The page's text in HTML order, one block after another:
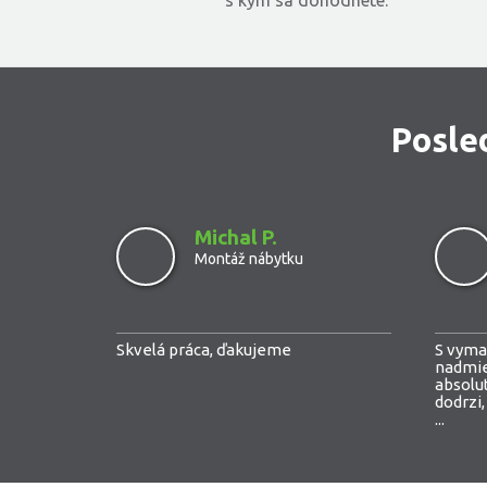
Michal P.
Montáž nábytku
Skvelá práca, ďakujeme
S
dodrzi,
...